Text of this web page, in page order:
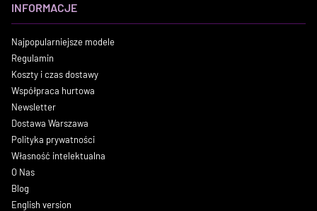
INFORMACJE
Najpopularniejsze modele
Regulamin
Koszty i czas dostawy
Współpraca hurtowa
Newsletter
Dostawa Warszawa
Polityka prywatności
Własność intelektualna
O Nas
Blog
English version